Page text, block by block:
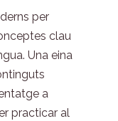
per
clau
Una eina
a
practicar al